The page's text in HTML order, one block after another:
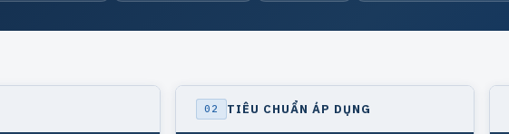
02 TIÊU CHUẨN ÁP DỤNG